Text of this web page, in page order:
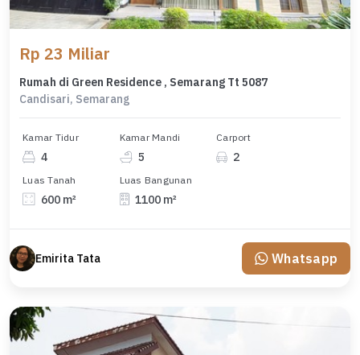
Rp 23 Miliar
Rumah di Green Residence , Semarang Tt 5087
Candisari, Semarang
Kamar Tidur
4
Kamar Mandi
5
Carport
2
Luas Tanah
600 m²
Luas Bangunan
1100 m²
Emirita Tata Whatsapp